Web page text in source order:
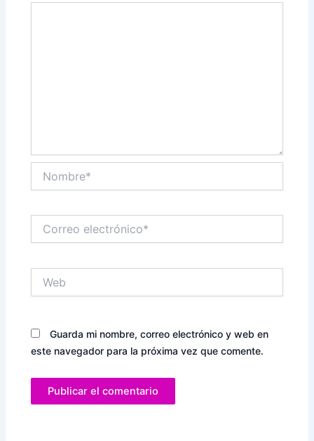
electrónico*
Guarda mi nombre, correo electrónico y web en
este navegador para la próxima vez que comente.